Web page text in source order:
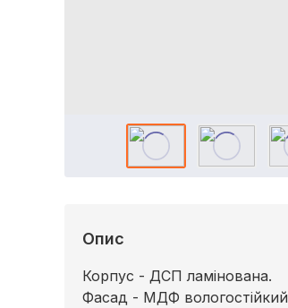
Опис
Корпус - ДСП ламінована.
Фасад - МДФ вологостійкий